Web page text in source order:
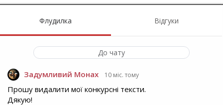
Флудилка Відгуки
До чату
Задумливий Монах 10 міс. тому
Прошу видалити мої конкурсні тексти.
Дякую!